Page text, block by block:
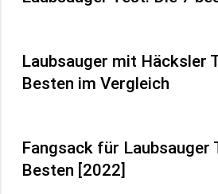
Laubsauger mit Häcksler
Besten im Vergleich
Fangsack für Laubsauger
Besten [2022]